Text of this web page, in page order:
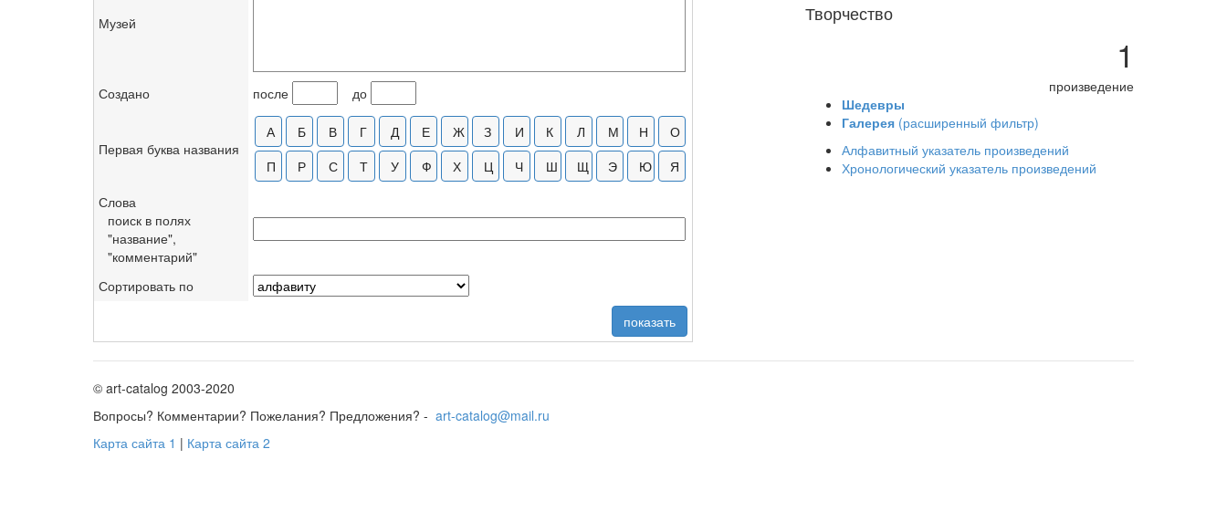
Музей
Создано после до
Первая буква названия
Слова
поиск в полях
"название",
"комментарий"
Сортировать по
Творчество
1
произведение
Шедевры
Галерея (расширенный фильтр)
Алфавитный указатель произведений
Хронологический указатель произведений
© art-catalog 2003-2020
Вопросы? Комментарии? Пожелания? Предложения? - art-catalog@mail.ru
Карта сайта 1 | Карта сайта 2